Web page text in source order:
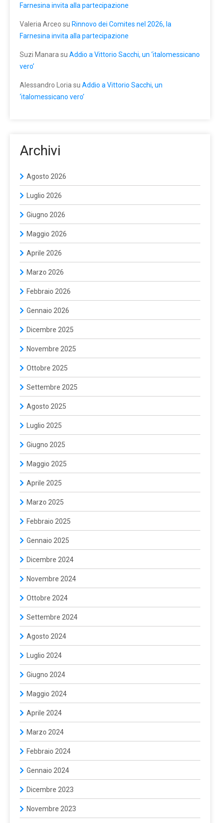
Farnesina invita alla partecipazione
Valeria Arceo su Rinnovo dei Comites nel 2026, la
Farnesina invita alla partecipazione
Suzi Manara su Addio a Vittorio Sacchi, un ‘italomessicano
vero’
Alessandro Loria su Addio a Vittorio Sacchi, un
‘italomessicano vero’
Archivi
Agosto 2026
Luglio 2026
Giugno 2026
Maggio 2026
Aprile 2026
Marzo 2026
Febbraio 2026
Gennaio 2026
Dicembre 2025
Novembre 2025
Ottobre 2025
Settembre 2025
Agosto 2025
Luglio 2025
Giugno 2025
Maggio 2025
Aprile 2025
Marzo 2025
Febbraio 2025
Gennaio 2025
Dicembre 2024
Novembre 2024
Ottobre 2024
Settembre 2024
Agosto 2024
Luglio 2024
Giugno 2024
Maggio 2024
Aprile 2024
Marzo 2024
Febbraio 2024
Gennaio 2024
Dicembre 2023
Novembre 2023